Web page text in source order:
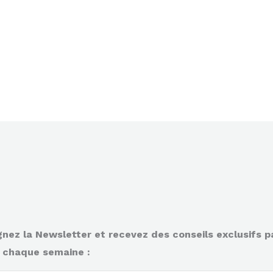
la Newsletter et recevez des conseils exclusifs
chaque semaine :